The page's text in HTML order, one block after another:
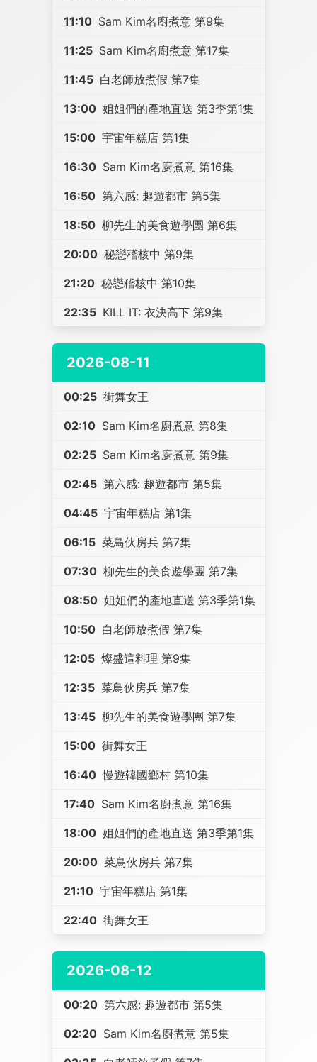
11:10 Sam Kim名廚煮意 第9集
11:25 Sam Kim名廚煮意 第17集
11:45 白老師放煮假 第7集
13:00 姐姐們的產地直送 第3季第1集
15:00 宇宙年糕店 第1集
16:30 Sam Kim名廚煮意 第16集
16:50 第六感: 趣遊都市 第5集
18:50 柳先生的美食遊學團 第6集
20:00 秘戀稽核中 第9集
21:20 秘戀稽核中 第10集
22:35 KILL IT: 衣決高下 第9集
2026-08-11
00:25 街舞女王
02:10 Sam Kim名廚煮意 第8集
02:25 Sam Kim名廚煮意 第9集
02:45 第六感: 趣遊都市 第5集
04:45 宇宙年糕店 第1集
06:15 菜鳥伙房兵 第7集
07:30 柳先生的美食遊學團 第7集
08:50 姐姐們的產地直送 第3季第1集
10:50 白老師放煮假 第7集
12:05 燦盛這料理 第9集
12:35 菜鳥伙房兵 第7集
13:45 柳先生的美食遊學團 第7集
15:00 街舞女王
16:40 慢遊韓國鄉村 第10集
17:40 Sam Kim名廚煮意 第16集
18:00 姐姐們的產地直送 第3季第1集
20:00 菜鳥伙房兵 第7集
21:10 宇宙年糕店 第1集
22:40 街舞女王
2026-08-12
00:20 第六感: 趣遊都市 第5集
02:20 Sam Kim名廚煮意 第5集